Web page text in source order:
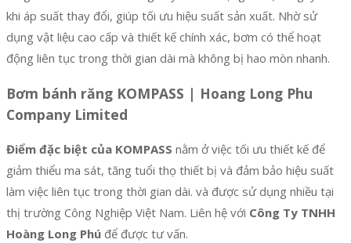
khi áp suất thay đổi, giúp tối ưu hiệu suất sản xuất. Nhờ sử
dụng vật liệu cao cấp và thiết kế chính xác, bơm có thể hoạt
động liên tục trong thời gian dài mà không bị hao mòn nhanh.
Bơm bánh răng KOMPASS | Hoang Long Phu
Company Limited
Điểm đặc biệt của KOMPASS nằm ở việc tối ưu thiết kế để
giảm thiểu ma sát, tăng tuổi thọ thiết bị và đảm bảo hiệu suất
làm việc liên tục trong thời gian dài. và được sử dụng nhiều tại
thị trường Công Nghiệp Việt Nam. Liên hệ với Công Ty TNHH
Hoàng Long Phú để được tư vấn.